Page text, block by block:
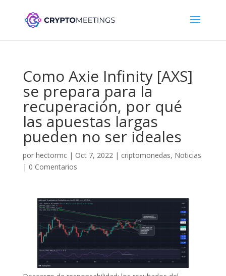
Como Axie Infinity [AXS]
se prepara para la
recuperación, por qué
las apuestas largas
pueden no ser ideales
por hectormc| Oct 7, 2022| criptomonedas, Noticias
| 0 Comentarios